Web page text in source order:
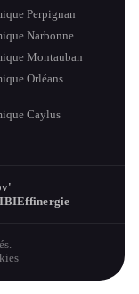
Perpignan
Narbonne
Montauban
Orléans
Caylus
Effinergie